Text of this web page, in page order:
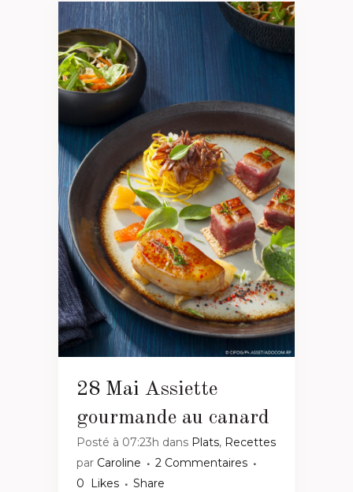
28 Mai Assiette
gourmande au canard
Posté à 07:23h dans Plats, Recettes
par Caroline
2 Commentaires
0
Likes Share